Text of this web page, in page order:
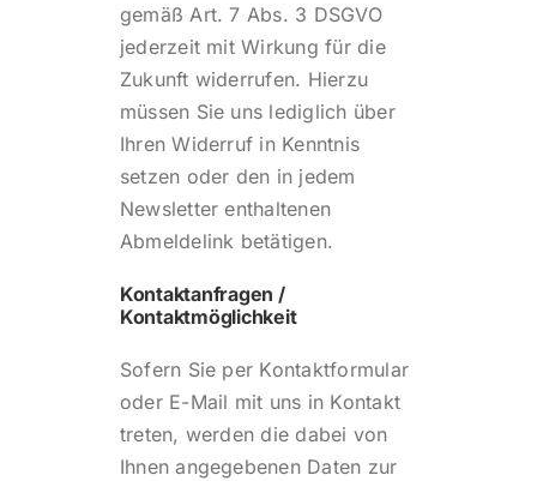
gemäß Art. 7 Abs. 3 DSGVO
jederzeit mit Wirkung für die
Zukunft widerrufen. Hierzu
müssen Sie uns lediglich über
Ihren Widerruf in Kenntnis
setzen oder den in jedem
Newsletter enthaltenen
Abmeldelink betätigen.
Kontaktanfragen /
Kontaktmöglichkeit
Sofern Sie per Kontaktformular
oder E-Mail mit uns in Kontakt
treten, werden die dabei von
Ihnen angegebenen Daten zur